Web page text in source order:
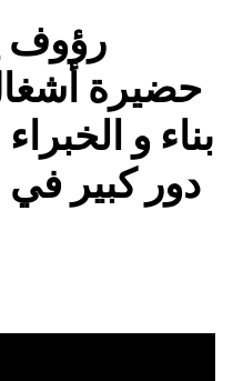
رؤوف
حضيرة
بناء و
دور كبير